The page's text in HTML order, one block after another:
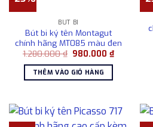
BÚT BI
Bút bi ký tên Montagut
chính hãng MT085 màu đen
1.280.000₫ Giá
là:
1.280.000 ₫.
980.000₫Giá
hiện
THÊM VÀO GIỎ HÀNG